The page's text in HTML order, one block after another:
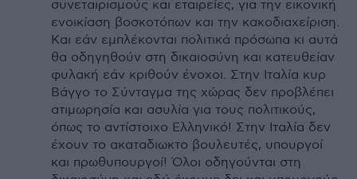
συνεταιρισμούς και εταιρείες, για την εικονική
ενοικίαση βοσκοτόπων και την κακοδιαχείριση.
Και εάν εμπλέκονται πολιτικά πρόσωπα κι αυτά
θα οδηγηθούν στη δικαιοσύνη και κατευθείαν
φυλακή εάν κριθούν ένοχοι. Στην Ιταλία κυρ
Βάγγο το Σύνταγμα της χώρας δεν προβλέπει
ατιμωρησία και ασυλία για τους πολιτικούς,
όπως το αντίστοιχο Ελληνικό! Στην Ιταλία δεν
έχουν το ακαταδιωκτο βουλευτές, υπουργοί
και πρωθυπουργοί! Όλοι οδηγούνται στη